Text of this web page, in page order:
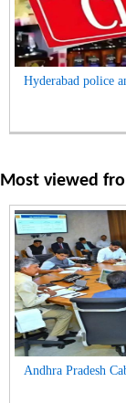
Hyderabad police
Most viewed
Andhra Pradesh